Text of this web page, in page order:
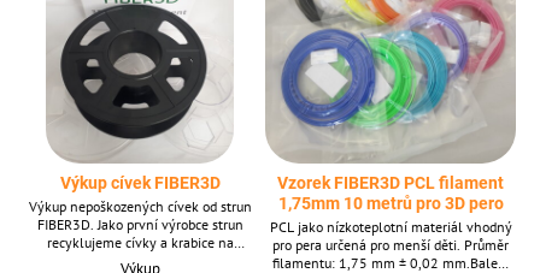
Výkup cívek FIBER3D
Výkup nepoškozených cívek od strun
FIBER3D. Jako první výrobce strun
recyklujeme cívky a krabice na
filamenty, výkup provádíme již od roku
Výkup
Vzorek FIBER3D PCL filament
1,75mm 10 metrů pro 3D pero
PCL jako nízkoteplotní materiál vhodný
pro pera určená pro menší děti. Průměr
filamentu: 1,75 mm ± 0,02 mm.Balení